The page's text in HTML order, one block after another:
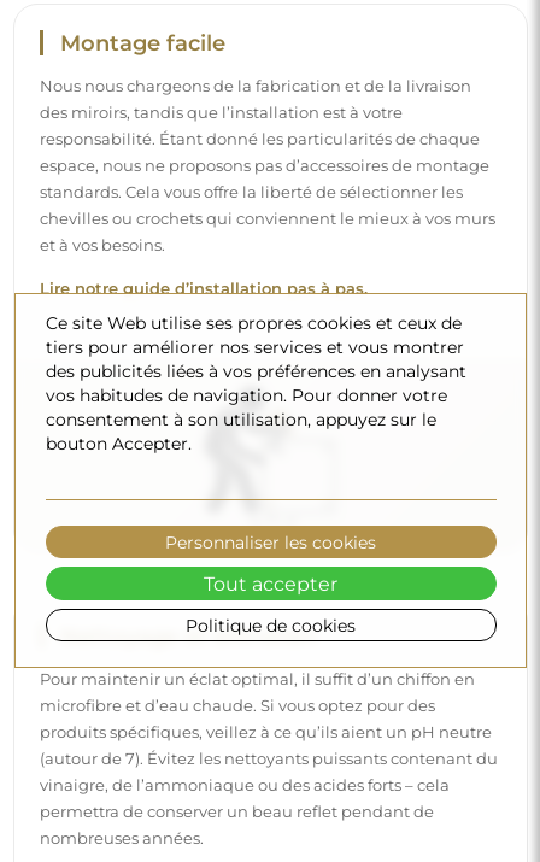
Nettoyage et entretien
Pour maintenir un éclat optimal, il suffit d’un chiffon en
microfibre et d’eau chaude. Si vous optez pour des
produits spécifiques, veillez à ce qu’ils aient un pH neutre
(autour de 7). Évitez les nettoyants puissants contenant du
vinaigre, de l’ammoniaque ou des acides forts – cela
nombreuses années.
Voulez-vous en savoir plus ?
Découvrez d’autres conseils sur notre blog.
Livraison à domicile
Nous offrons un service de livraison à domicile, qui vous
permet de recevoir votre colis directement à votre porte.
Pour un supplément de 40 €, nous proposons également
un service de livraison à l’intérieur, qui permet de livrer
le colis directement dans votre maison (pour des
dimensions allant jusqu’à 80×120 cm ou un diamètre de
100 cm). Pour des produits plus grands, il peut être
Ce site Web utilise ses propres cookies et ceux de
tiers pour améliorer nos services et vous montrer
des publicités liées à vos préférences en analysant
vos habitudes de navigation. Pour donner votre
consentement à son utilisation, appuyez sur le
bouton Accepter.
Politique de cookies
Personnaliser les cookies
Tout accepter